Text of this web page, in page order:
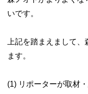
いです。
上記を踏まえまして
ます。
(1) リポーターが取材